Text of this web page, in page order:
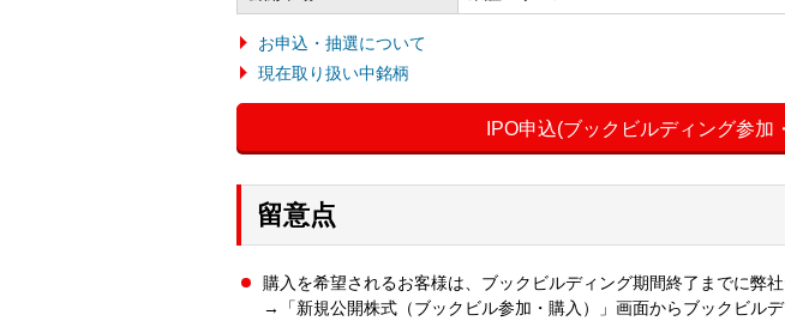
お申込・抽選について
現在取り扱い中銘柄
IPO申込(ブックビルディング参加
留意点
購入を希望されるお客様は、ブックビルディング期間終了までに弊
→「新規公開株式（ブックビル参加・購入）」画面からブックビルデ